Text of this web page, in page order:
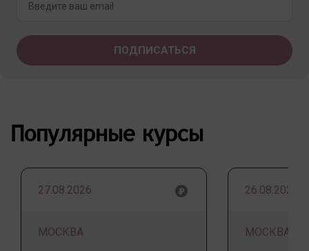
Популярные курсы
27.08.2026
МОСКВА
26.08.2026
МОСКВА